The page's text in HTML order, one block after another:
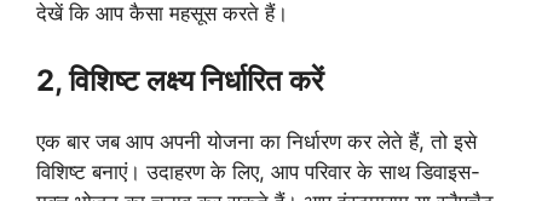
देखें कि आप कैसा महसूस करते हैं।
2, विशिष्ट लक्ष्य निर्धारित करें
एक बार जब आप अपनी योजना का निर्धारण कर लेते हैं, तो इसे
विशिष्ट बनाएं। उदाहरण के लिए, आप परिवार के साथ डिवाइस-